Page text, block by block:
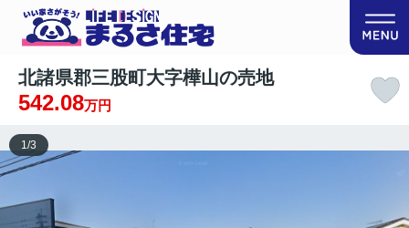
北諸県郡三股町大字樺山の売地
542.08万円
1/3